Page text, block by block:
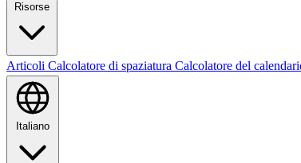
Risorse
Articoli Calcolatore di spaziatura Calcolatore del
Italiano